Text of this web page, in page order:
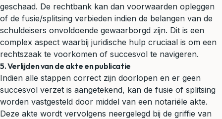
geschaad. De rechtbank kan dan voorwaarden opleggen
of de fusie/splitsing verbieden indien de belangen van de
schuldeisers onvoldoende gewaarborgd zijn. Dit is een
complex aspect waarbij juridische hulp cruciaal is om een
rechtszaak te voorkomen of succesvol te navigeren.
5. Verlijden van de akte en publicatie
Indien alle stappen correct zijn doorlopen en er geen
succesvol verzet is aangetekend, kan de fusie of splitsing
worden vastgesteld door middel van een notariële akte.
Deze akte wordt vervolgens neergelegd bij de griffie van